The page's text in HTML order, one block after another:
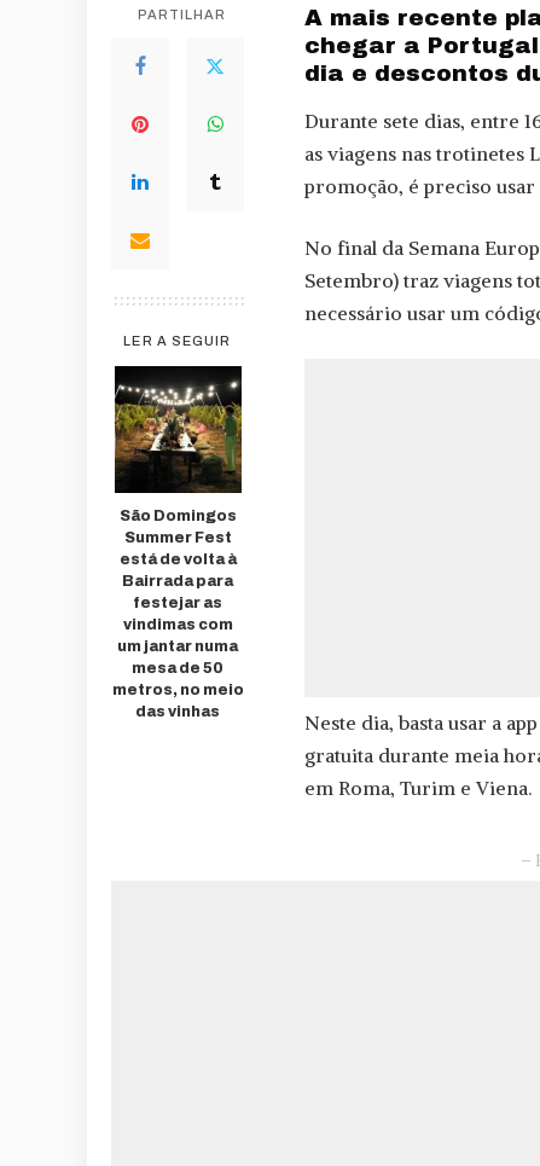
PARTILHAR
LER A SEGUIR
São Domingos
Summer Fest
está de volta à
Bairrada para
festejar as
vindimas com
um jantar numa
mesa de 50
metros, no meio
das vinhas
A mais recente
chegar a
dia e descontos
Durante sete dias, entre
as viagens nas trotinetes
promoção, é preciso
No final da Semana
Setembro) traz viagens
necessário usar um
Neste dia, basta usar a
gratuita durante meia
em Roma, Turim e Viena.
–